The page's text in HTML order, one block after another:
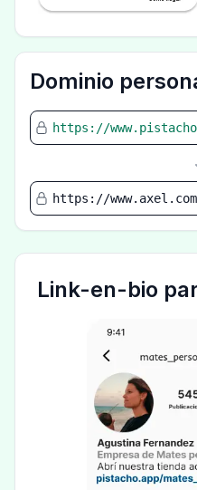
Dominio
https://
https://www.axel.com
Link-en-bio